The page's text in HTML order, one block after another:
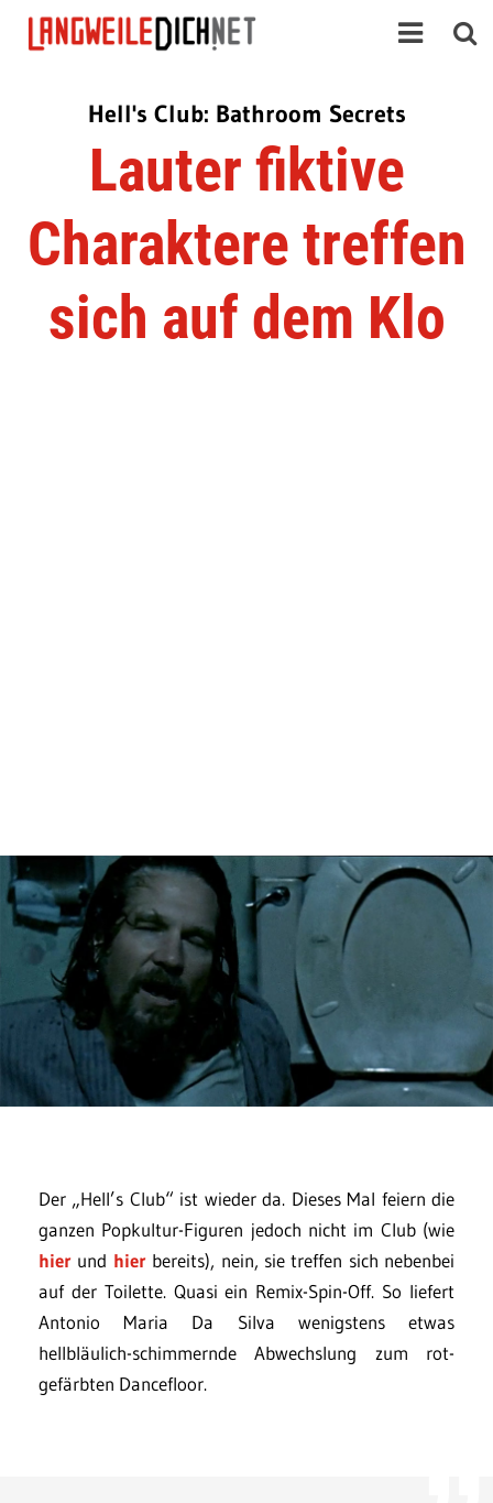
Hell's Club: Bathroom Secrets
Lauter fiktive
Charaktere treffen
sich auf dem Klo
Der „Hell’s Club“ ist wieder da. Dieses Mal feiern die
ganzen Popkultur-Figuren jedoch nicht im Club (wie
hier und hierbereits), nein, sie treffen sich nebenbei
auf der Toilette. Quasi ein Remix-Spin-Off. So liefert
Antonio Maria Da Silva wenigstens etwas
hellbläulich-schimmernde Abwechslung zum rot-
gefärbten Dancefloor.